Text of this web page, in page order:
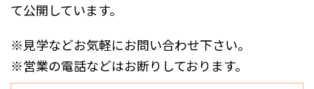
て公開しています。
※見学などお気軽にお問い合わせ下さい。
※営業の電話などはお断りしております。